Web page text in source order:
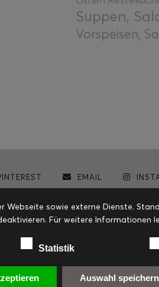
Suppen,
Vorspeisen,
EMAIL
sowie externe Dienste.
Für weitere Informationen
Statistik
Auswahl speichern